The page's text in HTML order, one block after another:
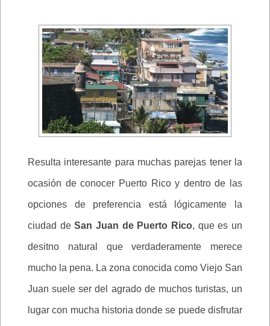
Resulta interesante para muchas parejas tener la
ocasión de conocer Puerto Rico y dentro de las
opciones de preferencia está lógicamente la
ciudad deSan Juan de Puerto Rico, que es un
desitno natural que verdaderamente merece
mucho la pena. La zona conocida como Viejo San
Juan suele ser del agrado de muchos turistas, un
lugar con mucha historia donde se puede disfrutar